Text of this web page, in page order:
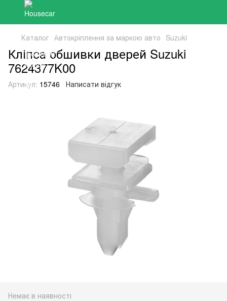
Каталог Автокріплення за маркою авто Suzuki
Кліпса обшивки дверей Suzuki
7624377K00
Артикул: 15746 Написати відгук
Немає в наявності